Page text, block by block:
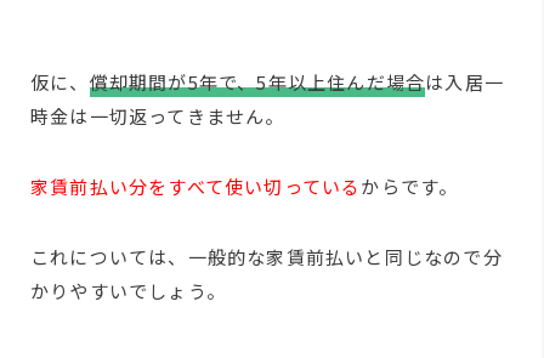
仮に、 償却期間が5年で、5年以上住んだ場合は入居一
時金は一切返ってきません。
家賃前払い分をすべて使い切っているからです。
これについては、一般的な家賃前払いと同じなので分
かりやすいでしょう。